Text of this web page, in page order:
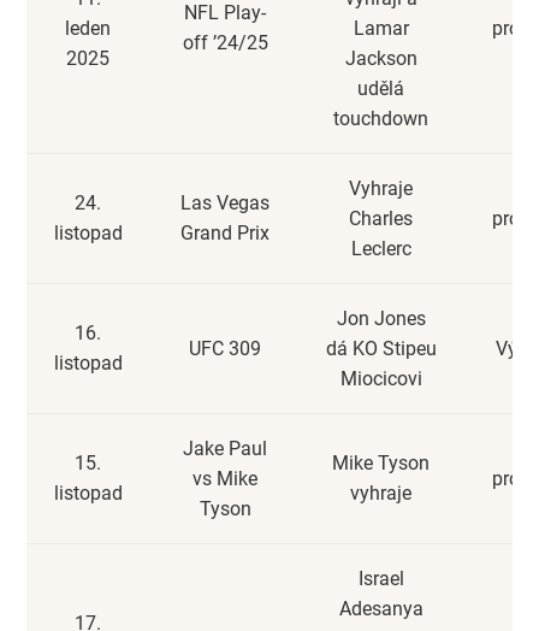
leden
2025
NFL Play-
off ’24/25
Lamar
Jackson
udělá
touchdown
24.
listopad
Las Vegas
Grand Prix
Vyhraje
Charles
Leclerc
16.
listopad
UFC 309
Jon Jones
dá KO Stipeu
Miocicovi
15.
listopad
Jake Paul
vs Mike
Tyson
Mike Tyson
vyhraje
17.
Israel
Adesanya